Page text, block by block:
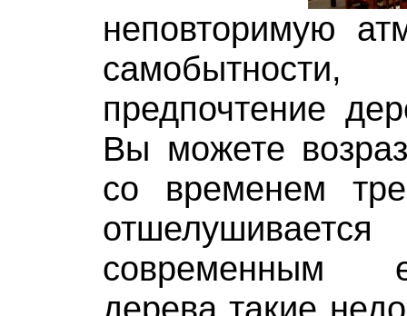
неповторимую
предпочтение
Вы можете
со временем
современным
дерева такие